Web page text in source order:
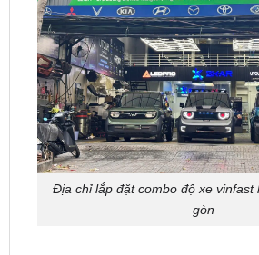
Địa chỉ lắp đặt combo độ xe vinfast
gòn
là trung tâm phụ